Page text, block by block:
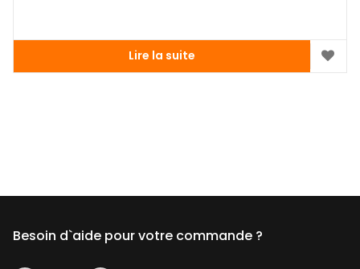
Lire la suite
Besoin d`aide pour votre commande ?